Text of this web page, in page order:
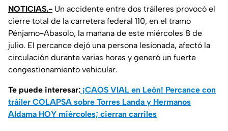
NOTICIAS.- Un accidente entre dos tráileres provocó el
cierre total de la carretera federal 110, en el tramo
Pénjamo-Abasolo, la mañana de este miércoles 8 de
julio. El percance dejó una persona lesionada, afectó la
circulación durante varias horas y generó un fuerte
congestionamiento vehicular.
Te puede interesar: ¡CAOS VIAL en León! Percance con
tráiler COLAPSA sobre Torres Landa y Hermanos
Aldama HOY miércoles; cierran carriles